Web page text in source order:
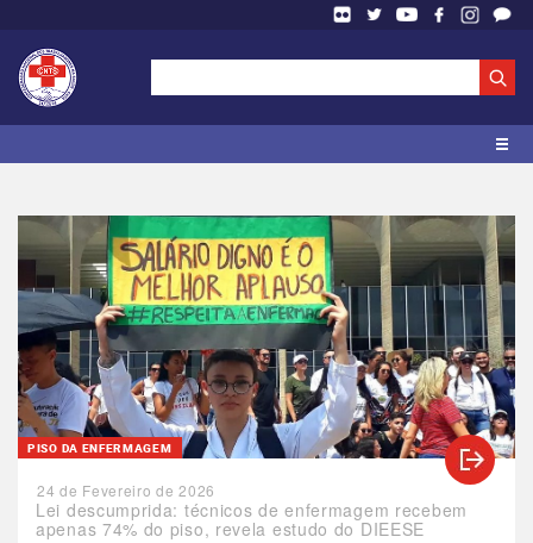
Lei descumprida: técnicos de enfermagem recebem
apenas 74% do piso, revela estudo do DIEESE
PISO DA ENFERMAGEM
24 de Fevereiro de 2026